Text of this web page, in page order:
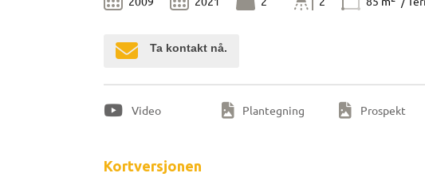
Ta kontakt nå.
Video Plantegning Prospekt
Kortversjonen